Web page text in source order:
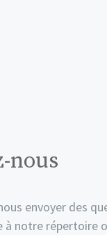
nous
envoyer des
à notre répertoire